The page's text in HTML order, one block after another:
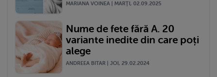
MARIANA VOINEA | MARŢI, 02.09.2025
Nume de fete fără A. 20
variante inedite din care poți
alege
ANDREEA BITAR | JOI, 29.02.2024